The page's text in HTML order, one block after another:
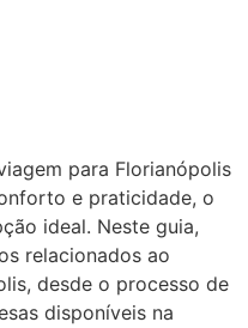
para Florianópolis
e praticidade, o
ideal. Neste guia,
relacionados ao
desde o processo de
disponíveis na